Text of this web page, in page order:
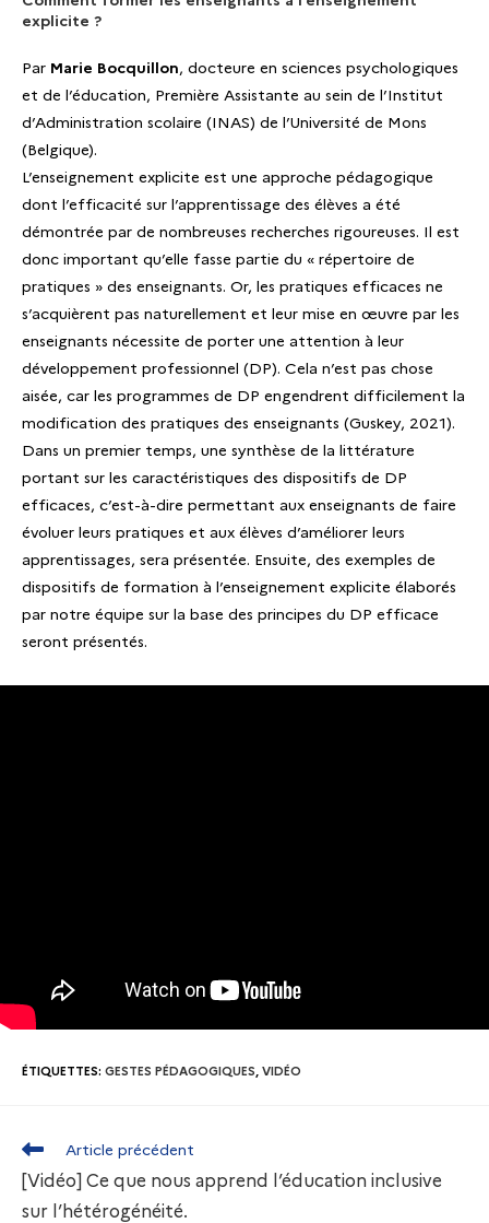
explicite ?
Par Marie Bocquillon, docteure en sciences psychologiques
et de l’éducation, Première Assistante au sein de l’Institut
d’Administration scolaire (INAS) de l’Université de Mons
(Belgique).
L’enseignement explicite est une approche pédagogique
dont l’efficacité sur l’apprentissage des élèves a été
démontrée par de nombreuses recherches rigoureuses. Il est
donc important qu’elle fasse partie du « répertoire de
pratiques » des enseignants. Or, les pratiques efficaces ne
s’acquièrent pas naturellement et leur mise en œuvre par les
enseignants nécessite de porter une attention à leur
développement professionnel (DP). Cela n’est pas chose
aisée, car les programmes de DP engendrent difficilement la
modification des pratiques des enseignants (Guskey, 2021).
Dans un premier temps, une synthèse de la littérature
portant sur les caractéristiques des dispositifs de DP
efficaces, c’est-à-dire permettant aux enseignants de faire
évoluer leurs pratiques et aux élèves d’améliorer leurs
apprentissages, sera présentée. Ensuite, des exemples de
dispositifs de formation à l’enseignement explicite élaborés
par notre équipe sur la base des principes du DP efficace
seront présentés.
ÉTIQUETTES: GESTES PÉDAGOGIQUES, VIDÉO
Article précédent
[Vidéo] Ce que nous apprend l’éducation inclusive
sur l’hétérogénéité.